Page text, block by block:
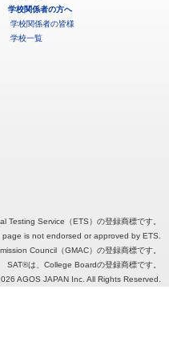
学校関係者の方へ
学校関係者の皆様
学校一覧
Service（ETS）の登録商標です。
page is not endorsed or approved by ETS.
Council（GMAC）の登録商標です。
SAT®は、College Boardの登録商標です。
AGOS JAPAN Inc. All Rights Reserved.